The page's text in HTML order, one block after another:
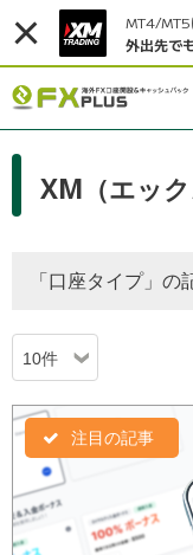
MT4/MT5
外出先で
XM（エッ
「口座タイプ」の
注目の記事